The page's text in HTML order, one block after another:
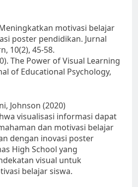
Meningkatkan motivasi belajar
poster pendidikan. Jurnal
10(2), 45-58.
The Power of Visual Learning
of Educational Psychology,
Johnson (2020)
visualisasi informasi dapat
dan motivasi belajar
dengan inovasi poster
High School yang
visual untuk
belajar siswa.